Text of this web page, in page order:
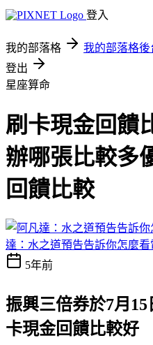
登入
我的部落格 我的部落格後
登出
星座算命
刷卡現金回饋
辦哪張比較多
回饋比較
達：水之道預告告訴你怎麼
5年前
振興三倍券於7月
卡現金回饋比較好